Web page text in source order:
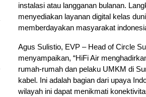
instalasi atau langganan bulanan.
menyediakan layanan digital kelas
memberdayakan masyarakat
Agus Sulistio, EVP – Head of Circle
menyampaikan, “HiFi Air
rumah-rumah dan pelaku UMKM di
kabel. Ini adalah bagian dari upaya
wilayah ini dapat menikmati